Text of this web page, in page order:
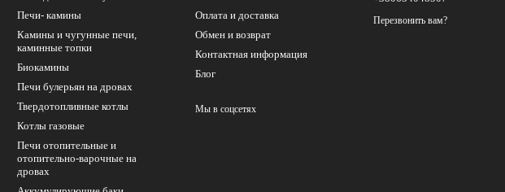
Печи- камины
Камины и чугунные печи,
каминные топки
Биокамины
Печи булерьян на дровах
Твердотопливные котлы
Котлы газовые
Печи отопительные и
отопительно-варочные на
дровах
Оплата и доставка
Обмен и возврат
Контактная информация
Блог
Мы в соцсетях
Перезвонить вам?